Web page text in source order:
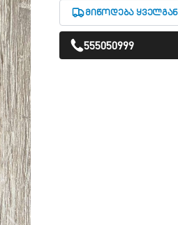
მიწოდება ყველგან
555050999